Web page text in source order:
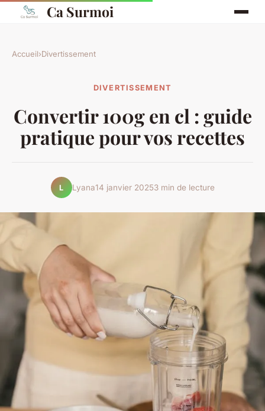
Ca Surmoi
Accueil›Divertissement
DIVERTISSEMENT
Convertir 100g en cl : guide
pratique pour vos recettes
L Lyana14 janvier 20253 min de lecture